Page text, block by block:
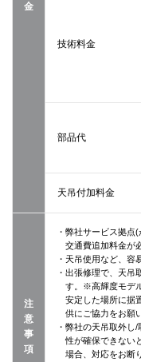
金
技術料金
部品代
天吊付加料金
注
意
事
項
・弊社サービス拠
交通費追加料金が
・天吊使用など、
・出張修理で、天
す。※高輝度モデ
安定した場所に据
供にご協力をお願
・弊社の天吊取外
性が確保できない
場合、対応をお断